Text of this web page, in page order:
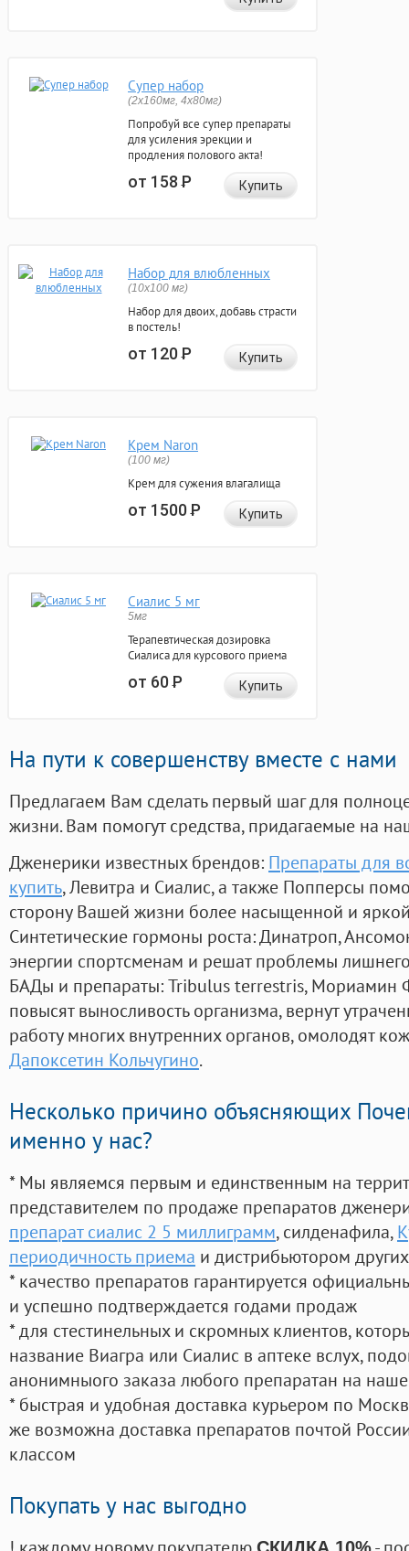
Супер набор
(2х160мг, 4х80мг)
Попробуй все супер препараты
для усиления эрекции и
продления полового акта!
от 158Р Купить
Набор для влюбленных
(10х100 мг)
Набор для двоих, добавь страсти
в постель!
от 120Р Купить
Крем Naron
(100 мг)
Крем для сужения влагалища
от 1500Р Купить
Сиалис 5 мг
5мг
Терапевтическая дозировка
Сиалиса для курсового приема
от 60Р Купить
На пути к совершенству вместе с нами
Предлагаем Вам сделать первый шаг для
жизни. Вам помогут средства, придагаемые на
Дженерики известных брендов: Препараты для
купить, Левитра и Сиалис, а также Попперсы
сторону Вашей жизни более насыщенной и
Синтетические гормоны роста: Динатроп,
энергии спортсменам и решат проблемы
БАДы и препараты:Tribulus terrestris, Мориамин
повысят выносливость организма, вернут
работу многих внутренних органов, омолодят
Дапоксетин Кольчугино.
Несколько причино объясняющих
именно у нас?
* Мы являемся первым и единственным на
представителем по продаже препаратов
препарат сиалис 2 5 миллиграмм, силденафила,
периодичность приема и дистрибьютором
* качество препаратов гарантируется
и успешно подтверждается годами продаж
* для стестинельных и скромных клиентов,
название Виагра или Сиалис в аптеке вслух,
анонимныого заказа любого препаратан на
* быстрая и удобная доставка курьером по
же возможна доставка препаратов почтой
классом
Покупать у нас выгодно